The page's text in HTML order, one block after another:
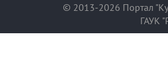
© 2013-2026 Портал
ГАУК